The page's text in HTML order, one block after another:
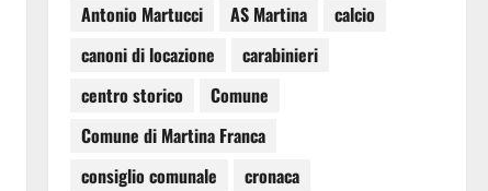
Antonio Martucci
AS Martina
calcio
canoni di locazione
carabinieri
centro storico
Comune
Comune di Martina Franca
consiglio comunale
cronaca